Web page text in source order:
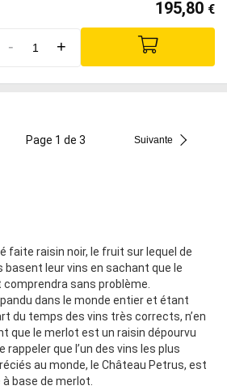
195,80 €
- +
Page 1 de 3 Suivante
faite raisin noir, le fruit sur lequel de
leur vins en sachant que le
sans problème.
dans le monde entier et étant
du temps des vins très corrects, n’en
que le merlot est un raisin dépourvu
que l’un des vins les plus
au monde, le Château Petrus, est
base de merlot.